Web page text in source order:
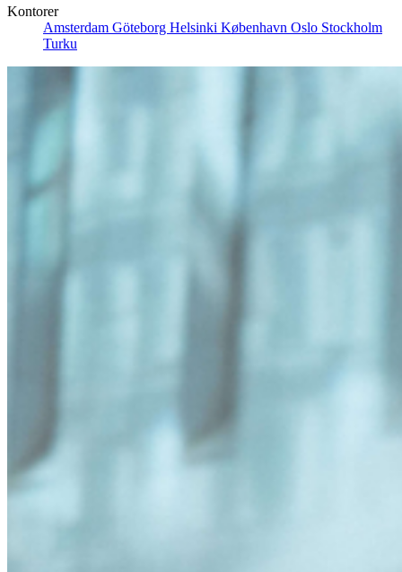
Kontorer
Amsterdam Göteborg Helsinki København Oslo Stockholm
Turku